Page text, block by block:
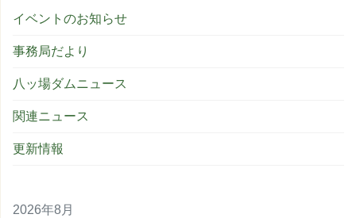
イベントのお知らせ
事務局だより
八ッ場ダムニュース
関連ニュース
更新情報
2026年8月